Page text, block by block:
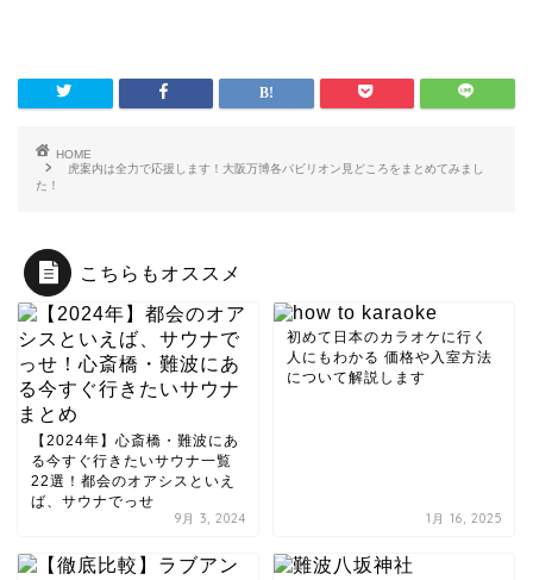
HOME
虎案内は全力で応援します！大阪万博各パビリオン見どころをまとめてみまし
た！
こちらもオススメ
【2024年】心斎橋・難波にあ
る今すぐ行きたいサウナ一覧
22選！都会のオアシスといえ
ば、サウナでっせ
9月 3, 2024
初めて日本のカラオケに行く
人にもわかる 価格や入室方法
について解説します
1月 16, 2025